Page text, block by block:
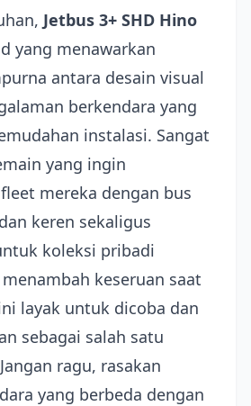
Jetbus 3+ SHD Hino
yang menawarkan
antara desain visual
berkendara yang
instalasi. Sangat
yang ingin
mereka dengan bus
keren sekaligus
koleksi pribadi
keseruan saat
layak untuk dicoba dan
sebagai salah satu
ragu, rasakan
yang berbeda dengan